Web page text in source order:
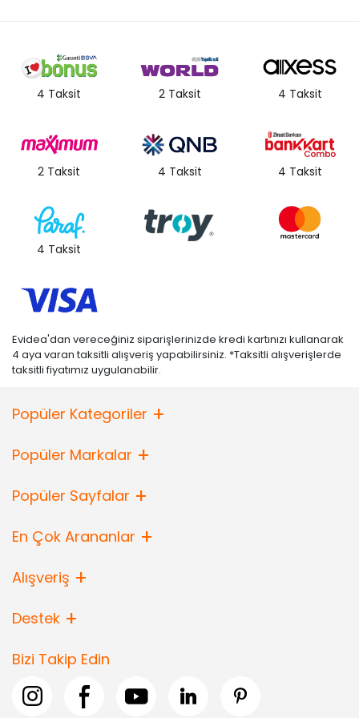
4 Taksit 2 Taksit 4 Taksit
2 Taksit 4 Taksit 4 Taksit
4 Taksit
Evidea'dan vereceğiniz siparişlerinizde kredi kartınızı kullanarak
4 aya varan taksitli alışveriş yapabilirsiniz. *Taksitli alışverişlerde
taksitli fiyatımız uygulanabilir.
Popüler Kategoriler
Popüler Markalar
Popüler Sayfalar
En Çok Arananlar
Alışveriş
Destek
Bizi Takip Edin